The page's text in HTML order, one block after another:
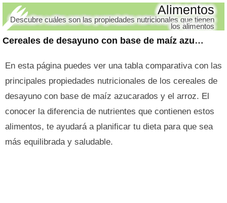
Cereales de desayuno con base de maíz azucarados y arroz
Alimentos
Descubre cuáles son las propiedades nutricionales que tienen
los alimentos
En esta página puedes ver una tabla comparativa con las
principales propiedades nutricionales de los cereales de
desayuno con base de maíz azucarados y el arroz. El
conocer la diferencia de nutrientes que contienen estos
alimentos, te ayudará a planificar tu dieta para que sea
más equilibrada y saludable.